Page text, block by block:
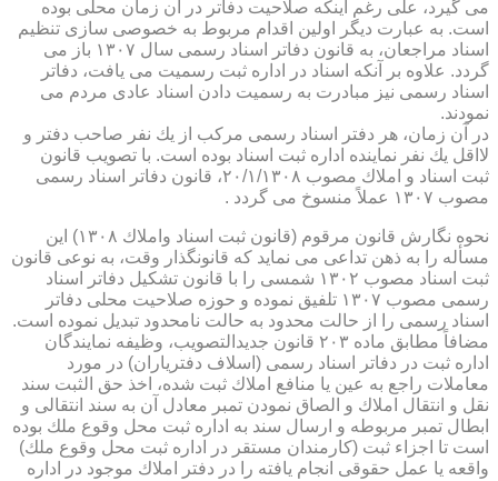
می گیرد، علی رغم اینكه صلاحیت دفاتر در آن زمان محلی بوده
است. به عبارت دیگر اولین اقدام مربوط به خصوصی سازی تنظیم
اسناد مراجعان، به قانون دفاتر اسناد رسمی سال ۱۳۰۷ باز می
گردد. علاوه بر آنكه اسناد در اداره ثبت رسمیت می یافت، دفاتر
اسناد رسمی نیز مبادرت به رسمیت دادن اسناد عادی مردم می
نمودند.
در آن زمان، هر دفتر اسناد رسمی مركب از یك نفر صاحب دفتر و
لااقل یك نفر نماینده اداره ثبت اسناد بوده است. با تصویب قانون
ثبت اسناد و املاك مصوب ۲۰/۱/۱۳۰۸، قانون دفاتر اسناد رسمی
مصوب ۱۳۰۷ عملاً منسوخ می گردد .
نحوه نگارش قانون مرقوم (قانون ثبت اسناد واملاك ۱۳۰۸) این
مسأله را به ذهن تداعی می نماید كه قانونگذار وقت، به نوعی قانون
ثبت اسناد مصوب ۱۳۰۲ شمسی را با قانون تشكیل دفاتر اسناد
رسمی مصوب ۱۳۰۷ تلفیق نموده و حوزه صلاحیت محلی دفاتر
اسناد رسمی را از حالت محدود به حالت نامحدود تبدیل نموده است.
مضافاً مطابق ماده ۲۰۳ قانون جدیدالتصویب، وظیفه نمایندگان
اداره ثبت در دفاتر اسناد رسمی (اسلاف دفتریاران) در مورد
معاملات راجع به عین یا منافع املاك ثبت شده، اخذ حق الثبت سند
نقل و انتقال املاك و الصاق نمودن تمبر معادل آن به سند انتقالی و
ابطال تمبر مربوطه و ارسال سند به اداره ثبت محل وقوع ملك بوده
است تا اجزاء ثبت (كارمندان مستقر در اداره ثبت محل وقوع ملك)
واقعه یا عمل حقوقی انجام یافته را در دفتر املاك موجود در اداره